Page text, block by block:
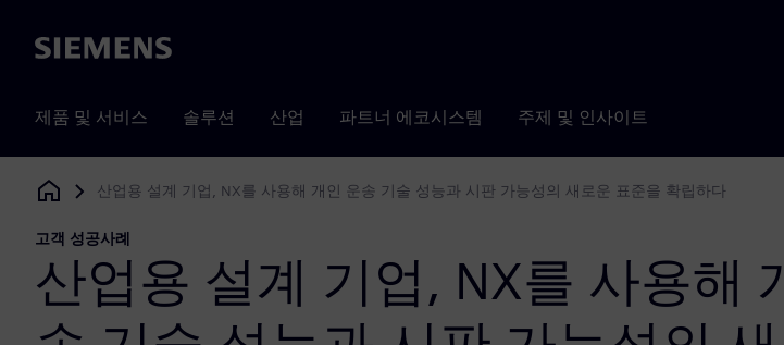
Siemens
제품 및 서비스 솔루션 산업 파트너 에코시스템 주제 및 인사이트
Siemens Digital Industries Software
산업용 설계 기업, NX를 사용해 개인 운송 기술 성능과 시판 가능성의 새로운 표준을 확립하다
고객 성공사례
산업용 설계 기업, NX를 사용해